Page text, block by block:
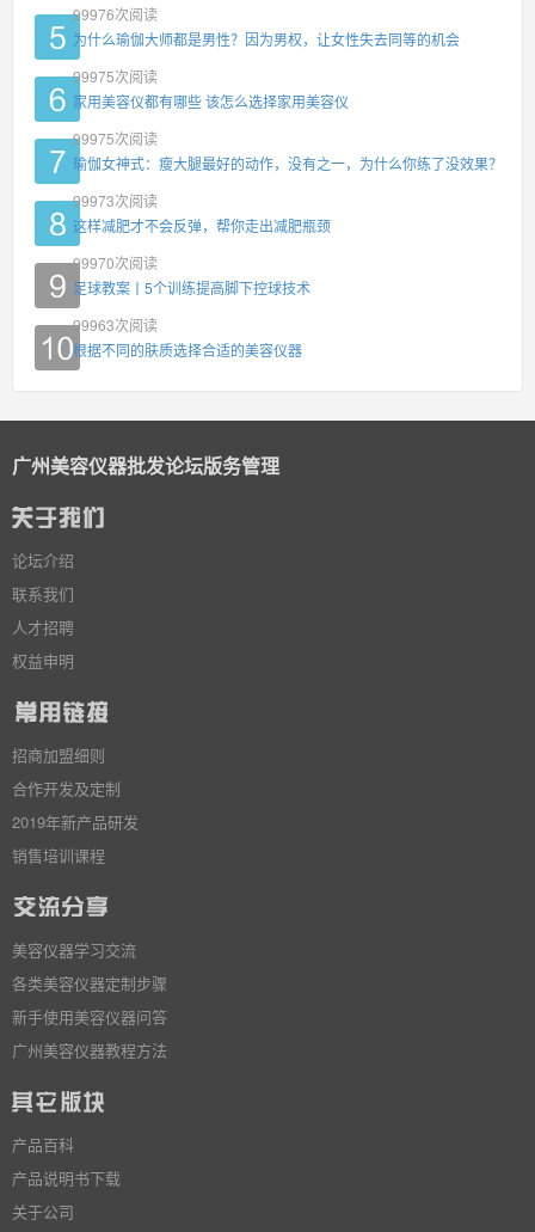
99976次阅读
为什么瑜伽大师都是男性？因为男权，让女性失去同等的机会
99975次阅读
家用美容仪都有哪些 该怎么选择家用美容仪
99975次阅读
瑜伽女神式：瘦大腿最好的动作，没有之一，为什么你练了没效果？
99973次阅读
这样减肥才不会反弹，帮你走出减肥瓶颈
99970次阅读
足球教案丨5个训练提高脚下控球技术
99963次阅读
根据不同的肤质选择合适的美容仪器
广州美容仪器批发论坛版务管理
论坛介绍
联系我们
人才招聘
权益申明
招商加盟细则
合作开发及定制
2019年新产品研发
销售培训课程
美容仪器学习交流
各类美容仪器定制步骤
新手使用美容仪器问答
广州美容仪器教程方法
产品百科
产品说明书下载
关于公司